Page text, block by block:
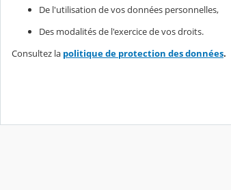
De l'utilisation de vos données personnelles,
Des modalités de l'exercice de vos droits.
Consultez la politique de protection des données.